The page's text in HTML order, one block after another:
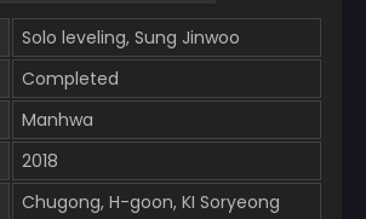
Solo leveling, Sung Jinwoo
Completed
Manhwa
2018
Chugong, H-goon, KI Soryeong